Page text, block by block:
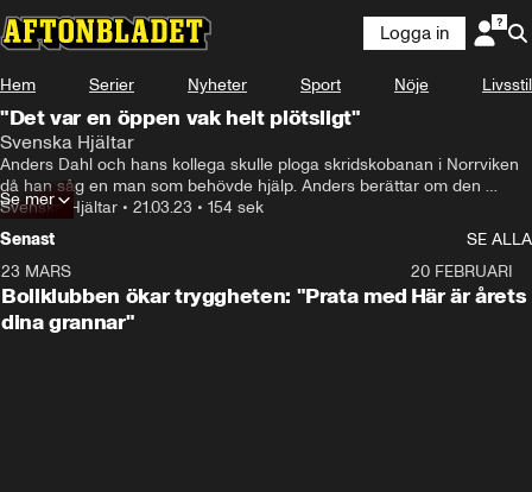
Logga in
Hem Serier Nyheter Sport Nöje Livsstil
"Det var en öppen vak helt plötsligt"
Svenska Hjältar
Anders Dahl och hans kollega skulle ploga skridskobanan i Norrviken
då han såg en man som behövde hjälp. Anders berättar om den
dramatiska räddningen ur isvaken.
Svenska Hjältar • 21.03.23 • 154 sek
Se mer
Senast
SE ALLA
23 MARS
Bollklubben ökar tryggheten: "Prata med
dina grannar"
20 FEBRUARI
Här är